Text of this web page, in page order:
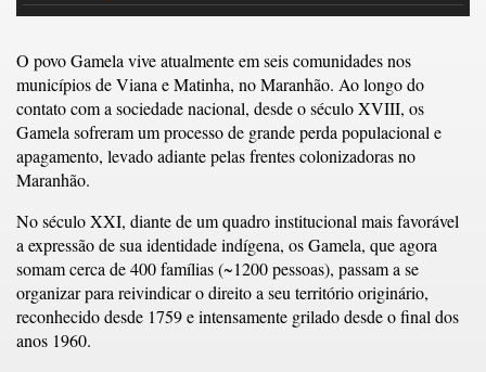
O povo Gamela vive atualmente em seis comunidades nos
municípios de Viana e Matinha, no Maranhão. Ao longo do
contato com a sociedade nacional, desde o século XVIII, os
Gamela sofreram um processo de grande perda populacional e
apagamento, levado adiante pelas frentes colonizadoras no
Maranhão.
No século XXI, diante de um quadro institucional mais favorável
a expressão de sua identidade indígena, os Gamela, que agora
somam cerca de 400 famílias (~1200 pessoas), passam a se
organizar para reivindicar o direito a seu território originário,
reconhecido desde 1759 e intensamente grilado desde o final dos
anos 1960.